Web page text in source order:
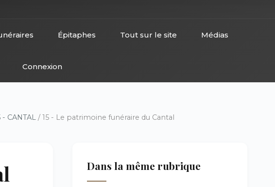
Épitaphes Tout sur le site Médias
Connexion
- CANTAL / 15 - Le patrimoine funéraire du Cantal
Dans la même rubrique